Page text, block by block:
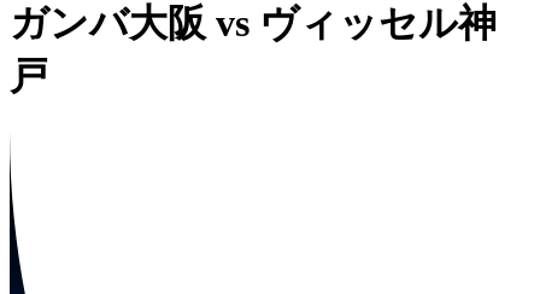
ガンバ大阪 vs ヴィッセル神
戸